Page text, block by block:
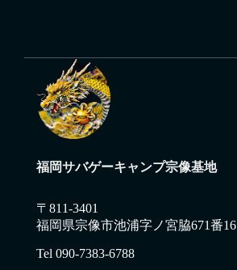
福岡サバゲーキャンプ宗像基地
〒811-3401
福岡県宗像市池浦字ノ宮脇671番16
Tel 090-7383-6788